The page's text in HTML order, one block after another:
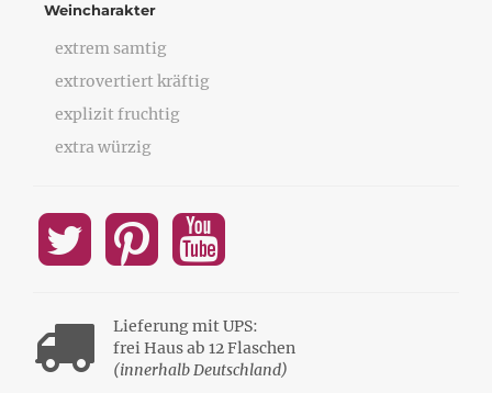
Weincharakter
extrem samtig
extrovertiert kräftig
explizit fruchtig
extra würzig
Lieferung mit UPS:
frei Haus ab 12 Flaschen
(innerhalb Deutschland)